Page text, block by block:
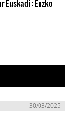
Euskadi : Euzko
30/03/2025